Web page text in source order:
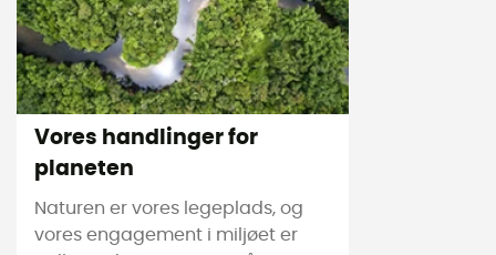
Vores handlinger for
planeten
Naturen er vores legeplads, og
vores engagement i miljøet er